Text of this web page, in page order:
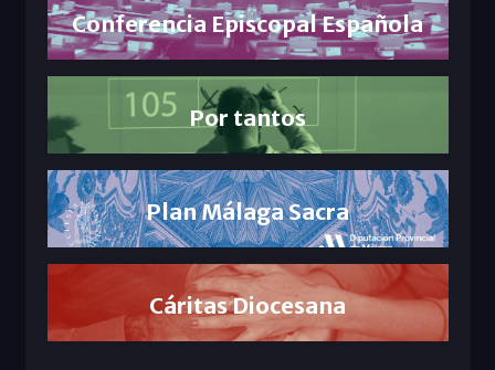
Conferencia Episcopal Española
Por tantos
Plan Málaga Sacra
Cáritas Diocesana